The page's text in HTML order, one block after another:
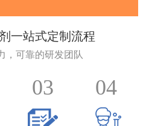
一站式定制流程
，可靠的研发团队
03 04